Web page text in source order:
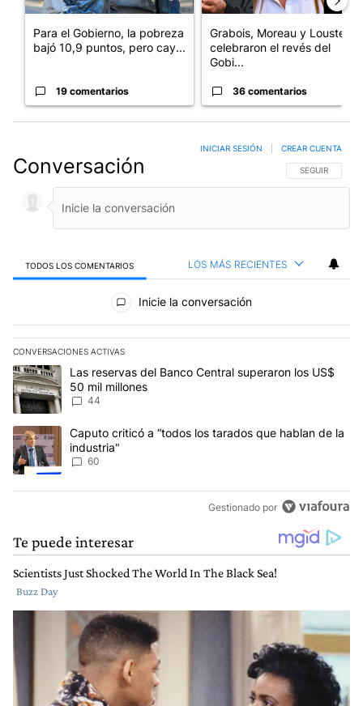
Para el Gobierno, la pobreza
bajó 10,9 puntos, pero cay...
19 comentarios
Grabois, Moreau y Lousteau
celebraron el revés del
Gobi...
36 comentarios
Conversación SIGA ESTA
SEGUIR
INICIAR SESIÓN CREAR CUENTA
TODOS LOS COMENTARIOS LOS MÁS RECIENTES
Todos los comentarios
Inicie la conversación
CONVERSACIONES ACTIVAS
Este listado muestra los artículos con más comentarios en los
Un artículo de tendencia con el título "Las reservas del Banco
Las reservas del Banco Central superaron los US$
50 mil millones
44
Un artículo de tendencia con el título "Caputo criticó a “todos
Caputo criticó a “todos los tarados que hablan de la
industria"
60
Gestionado por